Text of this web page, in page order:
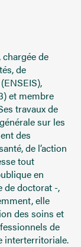
de
de
et membre
travaux de
sur les
des
de l’action
tout
en
de doctorat -,
elle
des soins et
de
interterritoriale.